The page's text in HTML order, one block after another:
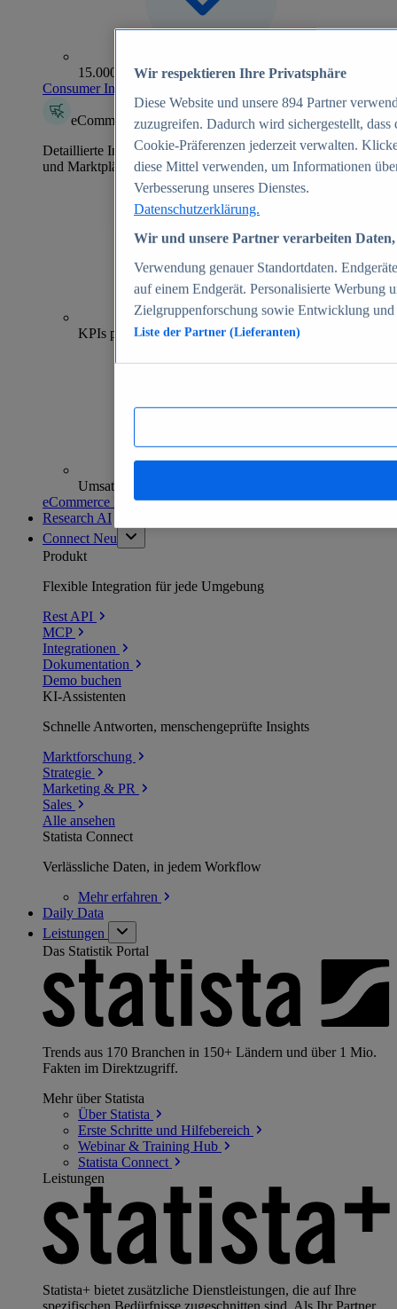
15.000+ Marken
Consumer Insights entdecken
eCommerce Insights
Detaillierte Informationen zu mehr als 39.000 Online-Shops
und Marktplätzen
70+
KPIs pro Shop
Umsatzanalysen und -prognosen
eCommerce Insights entdecken
Research AI
Connect Neu
Produkt
Flexible Integration für jede Umgebung
Rest API
MCP
Integrationen
Dokumentation
Demo buchen
KI-Assistenten
Schnelle Antworten, menschengeprüfte Insights
Marktforschung
Strategie
Marketing & PR
Sales
Alle ansehen
Statista Connect
Verlässliche Daten, in jedem Workflow
Mehrerfahren
Daily Data
Leistungen
Das Statistik Portal
Trends aus 170 Branchen in 150+ Ländern und über 1 Mio.
Fakten im Direktzugriff.
Mehr über Statista
Über Statista
Erste Schritte und Hilfebereich
Webinar & Training Hub
Statista Connect
Leistungen
Statista+ bietet zusätzliche Dienstleistungen, die auf Ihre
spezifischen Bedürfnisse zugeschnitten sind. Als Ihr Partner
Wir respektieren Ihre Privatsphäre
Diese Website und unsere 894 Partner
zuzugreifen. Dadurch wird sichergestellt,
Cookie-Präferenzen jederzeit verwalten.
diese Mittel verwenden, um Informationen
Verbesserung unseres Dienstes.
Datenschutzerklärung.
Wir und unsere Partner verarbeiten
Verwendung genauer Standortdaten.
auf einem Endgerät. Personalisierte Werbung
Zielgruppenforschung sowie Entwicklung
Liste der Partner (Lieferanten)